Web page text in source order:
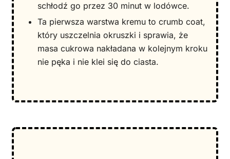
schłodź go przez 30 minut w lodówce.
Ta pierwsza warstwa kremu to crumb coat,
który uszczelnia okruszki i sprawia, że
masa cukrowa nakładana w kolejnym kroku
nie pęka i nie klei się do ciasta.